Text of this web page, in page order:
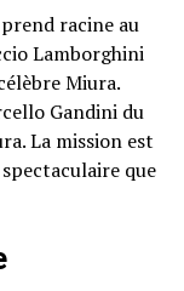
racine au
Lamborghini
Miura.
Gandini du
La mission est
que